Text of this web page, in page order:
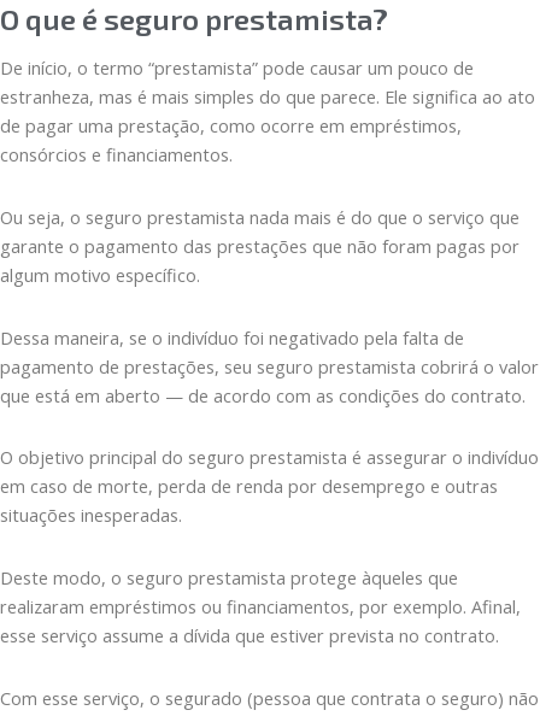
O que é seguro prestamista?
De início, o termo “prestamista” pode causar um pouco de
estranheza, mas é mais simples do que parece. Ele significa ao ato
de pagar uma prestação, como ocorre em empréstimos,
consórcios e financiamentos.
Ou seja, o seguro prestamista nada mais é do que o serviço que
garante o pagamento das prestações que não foram pagas por
algum motivo específico.
Dessa maneira, se o indivíduo foi negativado pela falta de
pagamento de prestações, seu seguro prestamista cobrirá o valor
que está em aberto — de acordo com as condições do contrato.
O objetivo principal do seguro prestamista é assegurar o indivíduo
em caso de morte, perda de renda por desemprego e outras
situações inesperadas.
Deste modo, o seguro prestamista protege àqueles que
realizaram empréstimos ou financiamentos, por exemplo. Afinal,
esse serviço assume a dívida que estiver prevista no contrato.
Com esse serviço, o segurado (pessoa que contrata o seguro) não